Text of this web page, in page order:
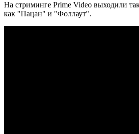
На стриминге Prime Video выходили
как "Пацан" и "Фоллаут".